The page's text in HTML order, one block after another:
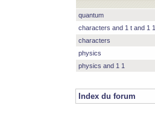
quantum
characters and 1 t and 1 1
characters
physics
physics and 1 1
Index du forum